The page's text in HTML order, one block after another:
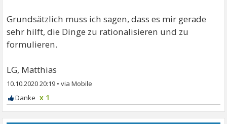
Grundsätzlich muss ich sagen, dass es mir gerade
sehr hilft, die Dinge zu rationalisieren und zu
formulieren.
LG, Matthias
10.10.2020 20:19 •
x 1